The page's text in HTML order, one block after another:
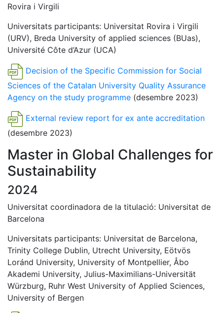
Rovira i Virgili
Universitats participants: Universitat Rovira i Virgili
(URV), Breda University of applied sciences (BUas),
Université Côte d’Azur (UCA)
Decision of the Specific Commission for Social
Sciences of the Catalan University Quality Assurance
Agency on the study programme (desembre 2023)
External review report for ex ante accreditation
(desembre 2023)
Master in Global Challenges for
Sustainability
2024
Universitat coordinadora de la titulació: Universitat de
Barcelona
Universitats participants: Universitat de Barcelona,
Trinity College Dublin, Utrecht University, Eötvös
Loránd University, University of Montpellier, Åbo
Akademi University, Julius-Maximilians-Universität
Würzburg, Ruhr West University of Applied Sciences,
University of Bergen